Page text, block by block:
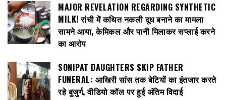
MAJOR REVELATION REGARDING SYNTHETIC
MILK! रांची में कथित नकली दूध बनाने का मामला
सामने आया, केमिकल और पानी मिलाकर सप्लाई करने
का आरोप
SONIPAT DAUGHTERS SKIP FATHER
FUNERAL: आखिरी सांस तक बेटियों का इंतजार करते
रहे बुजुर्ग, वीडियो कॉल पर हुई अंतिम विदाई